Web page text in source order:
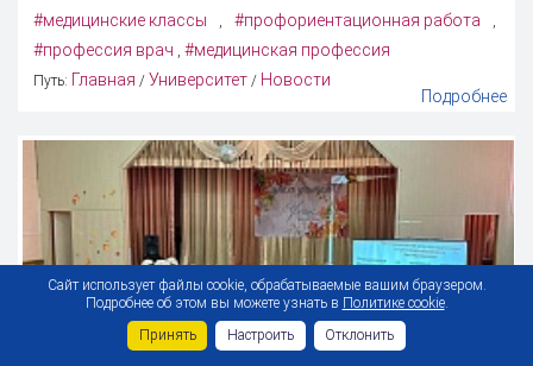
#медицинские классы #профориентационная работа
#профессия врач #медицинская профессия
Путь: Главная / Университет / Новости
Подробнее
Сайт использует файлы cookie, обрабатываемые вашим браузером.
Подробнее об этом вы можете узнать в Политике cookie.
Принять
Настроить Отклонить